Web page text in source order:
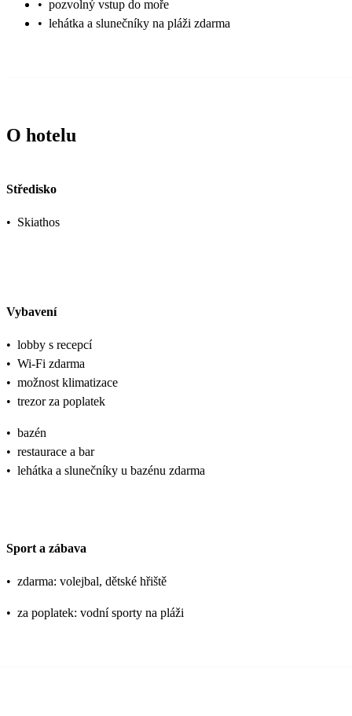
• pozvolný vstup do moře
• lehátka a slunečníky na pláži zdarma
O hotelu
Středisko
• Skiathos
Vybavení
• lobby s recepcí
• Wi-Fi zdarma
• možnost klimatizace
• trezor za poplatek
• bazén
• restaurace a bar
• lehátka a slunečníky u bazénu zdarma
Sport a zábava
• zdarma: volejbal, dětské hřiště
• za poplatek: vodní sporty na pláži